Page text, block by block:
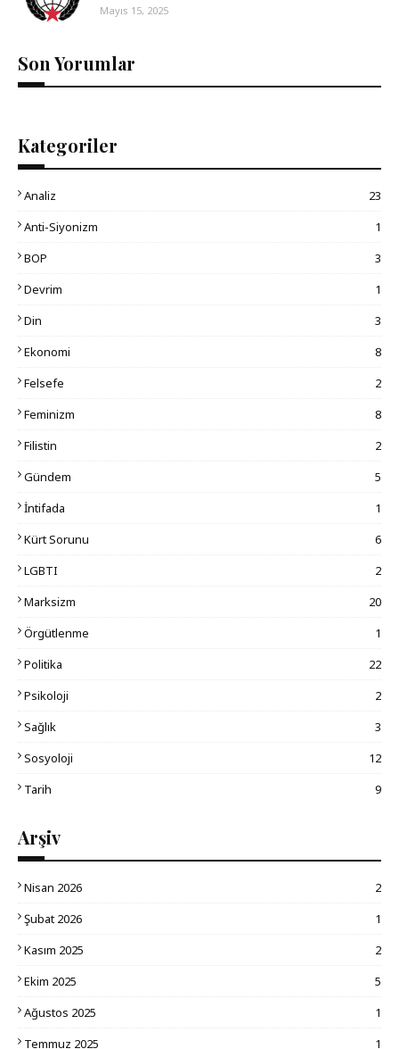
Mayıs 15, 2025
Son Yorumlar
Kategoriler
Analiz
23
Anti-Siyonizm
1
BOP
3
Devrim
1
Din
3
Ekonomi
8
Felsefe
2
Feminizm
8
Filistin
2
Gündem
5
İntifada
1
Kürt Sorunu
6
LGBTI
2
Marksizm
20
Örgütlenme
1
Politika
22
Psikoloji
2
Sağlık
3
Sosyoloji
12
Tarih
9
Arşiv
Nisan 2026
2
Şubat 2026
1
Kasım 2025
2
Ekim 2025
5
Ağustos 2025
1
Temmuz 2025
1